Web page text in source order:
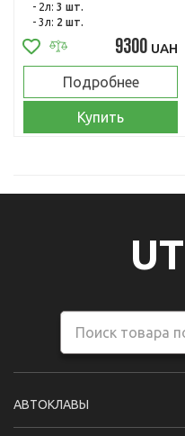
- 2л: 3 шт.
- 3л: 2 шт.
9300 UAH
Подробнее
Купить
АВТОКЛАВЫ